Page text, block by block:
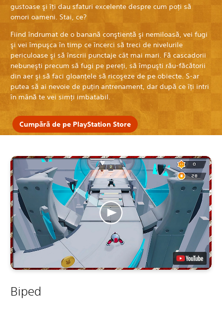
gustoase şi îţi dau sfaturi excelente despre cum poţi să
omori oameni. Stai, ce?
Fiind îndrumat de o banană conştientă şi nemiloasă, vei fugi
şi vei împuşca în timp ce încerci să treci de nivelurile
periculoase şi să înscrii punctaje cât mai mari. Fă cascadorii
nebuneşti precum să fugi pe pereţi, să împuşti rău-făcătorii
din aer şi să faci gloanţele să ricoşeze de pe obiecte. S-ar
putea să ai nevoie de puţin antrenament, dar după ce îţi intri
în mână te vei simţi imbatabil.
Cumpără de pe PlayStation Store
Biped